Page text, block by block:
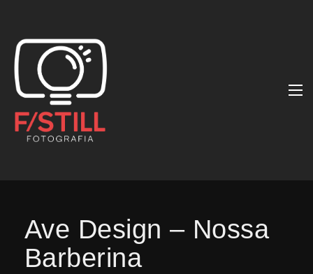
Ave Design – Nossa
Barberina